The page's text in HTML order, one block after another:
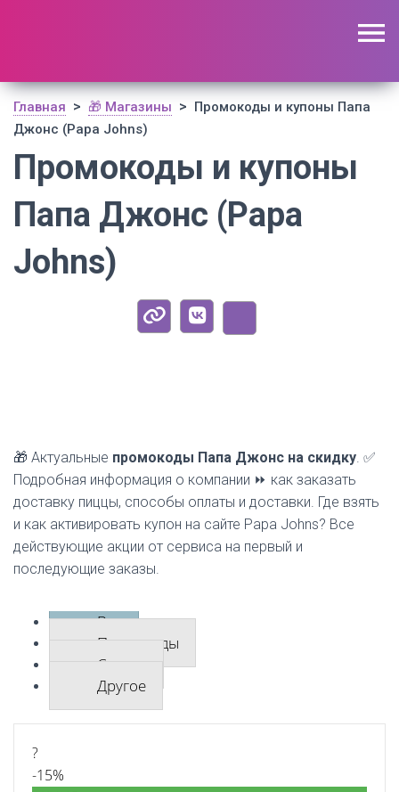
Главная > 🎁 Магазины > Промокоды и купоны Папа
Джонс (Papa Johns)
Промокоды и купоны
Папа Джонс (Papa
Johns)
🎁 Актуальные промокоды Папа Джонс на скидку. ✅
Подробная информация о компании ⏩ как заказать
доставку пиццы, способы оплаты и доставки. Где взять
и как активировать купон на сайте Papa Johns? Все
действующие акции от сервиса на первый и
последующие заказы.
Все
Промокоды
Скидки
Другое
?
-15%